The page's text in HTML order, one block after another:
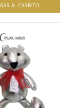
AL CARRITO